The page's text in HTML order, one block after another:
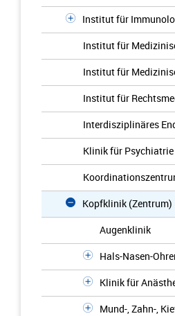
Institut für
Institut für
Institut für
Institut für
Interdisziplinäres
Klinik für
Kopfklinik (Zentrum)
Augenklinik
Hals-Nasen-
Klinik für
Mund-, Zahn-,